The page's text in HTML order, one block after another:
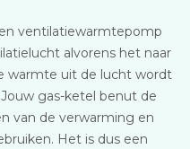
ventilatiewarmtepomp
alvorens het naar
warmte uit de lucht wordt
gas-ketel benut de
van de verwarming en
Het is dus een